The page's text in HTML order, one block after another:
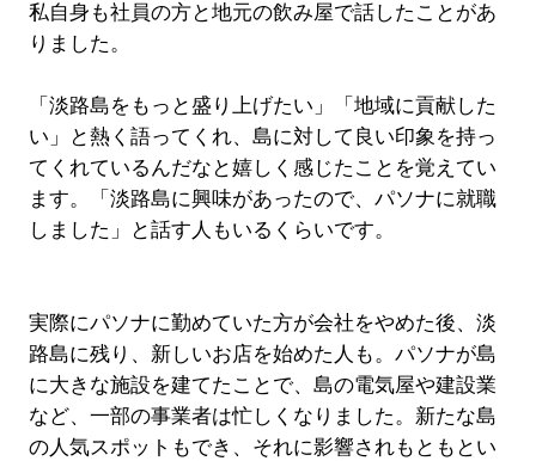
私自身も社員の方と地元の飲み屋で話したことがあ
りました。
「淡路島をもっと盛り上げたい」「地域に貢献した
い」と熱く語ってくれ、島に対して良い印象を持っ
てくれているんだなと嬉しく感じたことを覚えてい
ます。「淡路島に興味があったので、パソナに就職
しました」と話す人もいるくらいです。
実際にパソナに勤めていた方が会社をやめた後、淡
路島に残り、新しいお店を始めた人も。パソナが島
に大きな施設を建てたことで、島の電気屋や建設業
など、一部の事業者は忙しくなりました。新たな島
の人気スポットもでき、それに影響されもともとい